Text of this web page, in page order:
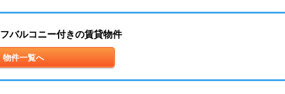
バルコニー付きの賃貸物件
物件一覧へ